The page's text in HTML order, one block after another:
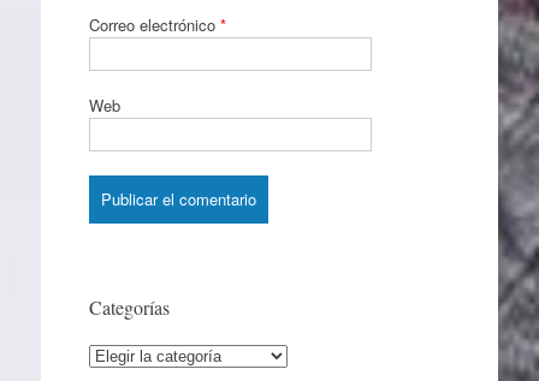
Correo electrónico *
Web
Categorías
Categorías